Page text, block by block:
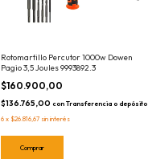
Rotomartillo Percutor 1000w Dowen
Pagio 3,5 Joules 9993892.3
$160.900,00
$136.765,00 con Transferencia o depósito
6 x $26.816,67 sin interés